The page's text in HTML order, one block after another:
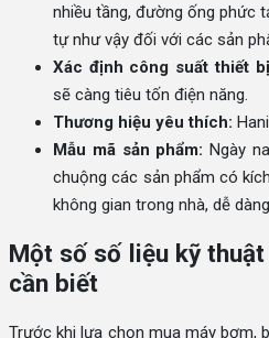
nhiều tầng, đường ống phức
tự như vậy đối với các sản
Xác định công suất thiết
sẽ càng tiêu tốn điện năng.
Thương hiệu yêu thích:
Mẫu mã sản phẩm: Ngày
chuộng các sản phẩm có
không gian trong nhà, dễ
Một số số liệu kỹ
cần biết
Trước khi lựa chọn mua máy bơm,